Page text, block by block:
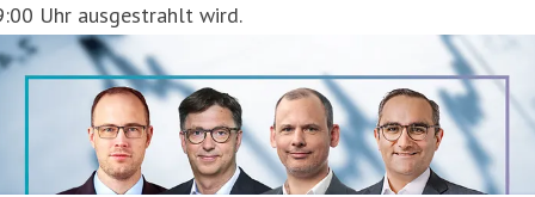
Uhr ausgestrahlt wird.